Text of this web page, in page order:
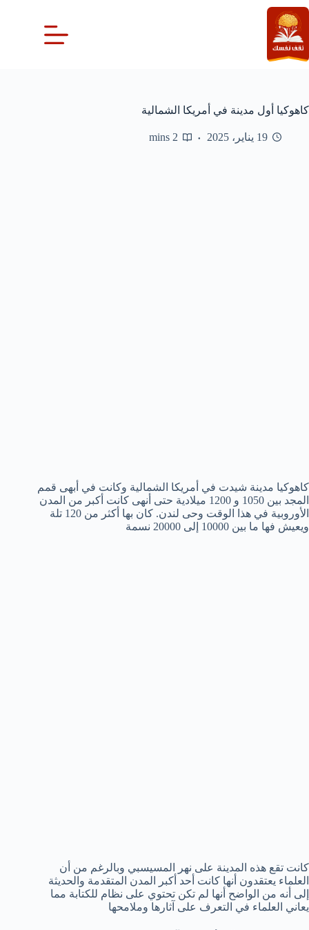
التجاوز
إلى
المحتوى
كاهوكيا أول مدينة في أمريكا الشمالية
19 يناير، 2025 2 mins
كاهوكيا مدينة شيدت في أمريكا الشمالية وكانت في أبهى قمم
المجد بين 1050 و 1200 ميلادية حتى أنهى كانت أكبر من المدن
الأوروبية في هذا الوقت وحى لندن. كان بها أكثر من 120 تلة
ويعيش فها ما بين 10000 إلى 20000 نسمة
كانت تقع هذه المدينة على نهر المسيسبي وبالرغم من أن
العلماء يعتقدون أنها كانت أحد أكبر المدن المتقدمة والحديثة
إلى أنه من الواضح أنها لم تكن تحتوي على نظام للكتابة مما
يعاني العلماء في التعرف على آثارها وملامحها